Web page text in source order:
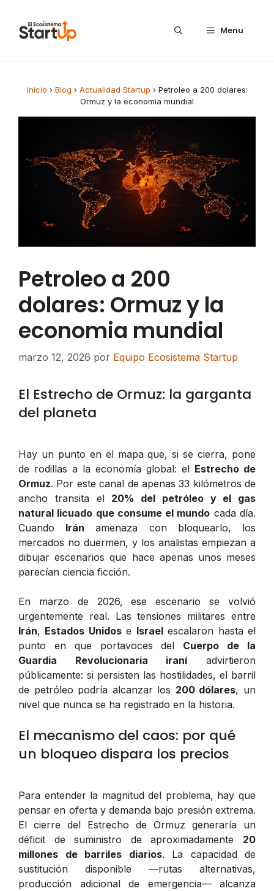
Menu
Inicio › Blog › Actualidad Startup › Petroleo a 200 dolares:
Ormuz y la economia mundial
Petroleo a 200
dolares: Ormuz y la
economia mundial
marzo 12, 2026 por Equipo Ecosistema Startup
El Estrecho de Ormuz: la garganta
del planeta
Hay un punto en el mapa que, si se cierra, pone
de rodillas a la economía global: el Estrecho de
Ormuz. Por este canal de apenas 33 kilómetros de
ancho transita el 20% del petróleo y el gas
natural licuado que consume el mundo cada día.
Cuando Irán amenaza con bloquearlo, los
mercados no duermen, y los analistas empiezan a
dibujar escenarios que hace apenas unos meses
parecían ciencia ficción.
En marzo de 2026, ese escenario se volvió
urgentemente real. Las tensiones militares entre
Irán, Estados Unidose Israelescalaron hasta el
punto en que portavoces del Cuerpo de la
Guardia Revolucionaria iraníadvirtieron
públicamente: si persisten las hostilidades, el barril
de petróleo podría alcanzar los 200 dólares, un
nivel que nunca se ha registrado en la historia.
El mecanismo del caos: por qué
un bloqueo dispara los precios
Para entender la magnitud del problema, hay que
pensar en oferta y demanda bajo presión extrema.
El cierre del Estrecho de Ormuz generaría un
déficit de suministro de aproximadamente 20
millones de barriles diarios. La capacidad de
sustitución disponible —rutas alternativas,
producción adicional de emergencia— alcanza